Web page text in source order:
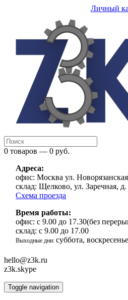
Личный
0 товаров — 0 руб.
Адреса:
офис: Москва ул.
склад: Щелково, ул. Заречная, д.
Схема проезда
Время работы:
офис: с 9.00 до 17.30(без
склад: с 9.00 до 17.00
Выходные дни: суббота, воскресенье
hello@z3k.ru
z3k.skype
Toggle navigation